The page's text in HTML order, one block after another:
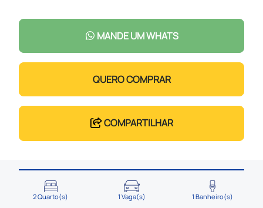
MANDE UM WHATS
QUERO COMPRAR
COMPARTILHAR
2 Quarto(s) 1 Vaga(s) 1 Banheiro(s)